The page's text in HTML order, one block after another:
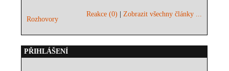
Rozhovory
Reakce (0) |Zobrazit všechny články ...
PŘIHLÁŠENÍ